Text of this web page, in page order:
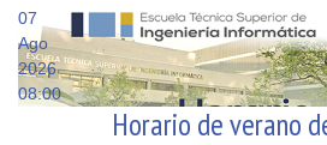
07
Ago
2026
08:00
Horario de verano